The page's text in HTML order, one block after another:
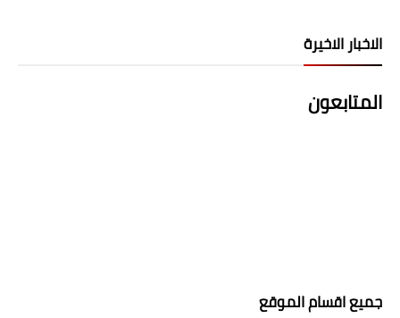
الاخبار الاخيرة
المتابعون
جميع اقسام الموقع